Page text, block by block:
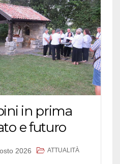
in prima
e futuro
2026 ATTUALITÀ